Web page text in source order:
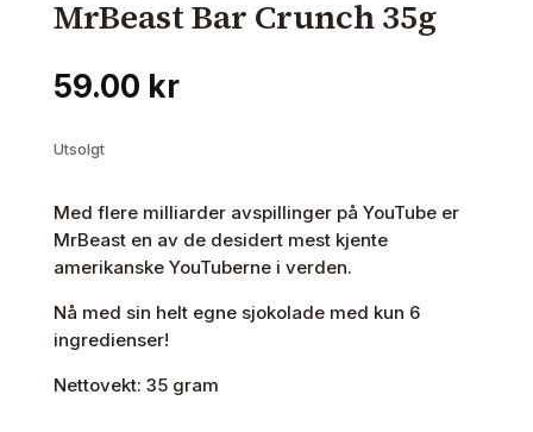
MrBeast Bar Crunch 35g
59.00 kr
Utsolgt
Med flere milliarder avspillinger på YouTube er
MrBeast en av de desidert mest kjente
amerikanske YouTuberne i verden.
Nå med sin helt egne sjokolade med kun 6
ingredienser!
Nettovekt: 35 gram